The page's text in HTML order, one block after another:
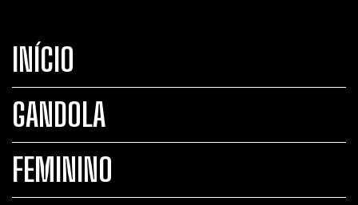
INÍCIO
GANDOLA
FEMININO